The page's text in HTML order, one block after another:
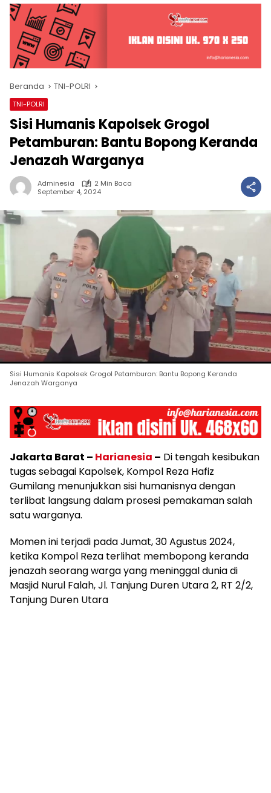
Beranda TNI-POLRI
TNI-POLRI
Sisi Humanis Kapolsek Grogol
Petamburan: Bantu Bopong Keranda
Jenazah Warganya
Adminesia
2 Min Baca
September 4, 2024
Sisi Humanis Kapolsek Grogol Petamburan: Bantu Bopong Keranda
Jenazah Warganya
Jakarta Barat – Harianesia – Di tengah kesibukan
tugas sebagai Kapolsek, Kompol Reza Hafiz
Gumilang menunjukkan sisi humanisnya dengan
terlibat langsung dalam prosesi pemakaman salah
satu warganya.
Momen ini terjadi pada Jumat, 30 Agustus 2024,
ketika Kompol Reza terlihat membopong keranda
jenazah seorang warga yang meninggal dunia di
Masjid Nurul Falah, Jl. Tanjung Duren Utara 2, RT 2/2,
Tanjung Duren Utara